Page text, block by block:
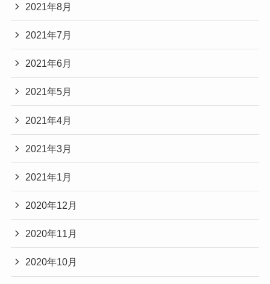
2021年8月
2021年7月
2021年6月
2021年5月
2021年4月
2021年3月
2021年1月
2020年12月
2020年11月
2020年10月